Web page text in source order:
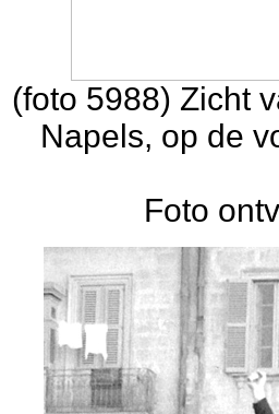
(foto 5988) Zicht
Napels, op de
Foto